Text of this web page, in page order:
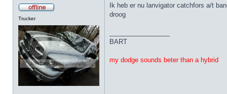
Trucker
Ik heb er nu lanvigator catchfors a/t
droog
BART
my dodge sounds beter than a hybrid